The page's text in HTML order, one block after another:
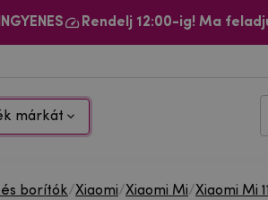
Rendelj 12:00-ig! Ma
márkát
borítók/Xiaomi/Xiaomi Mi/Xiaomi Mi 11